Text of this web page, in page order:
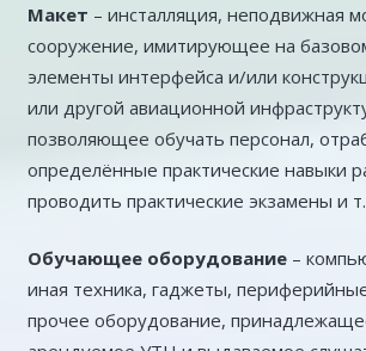
Макет – инсталляция, неподвижная
сооружение, имитирующее на
элементы интерфейса и/или
или другой авиационной
позволяющее обучать персонал,
определённые практические навыки
проводить практические экзамены и
Обучающее оборудование –
иная техника, гаджеты,
прочее оборудование,